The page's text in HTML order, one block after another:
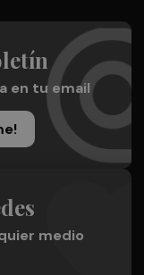
en tu email
medio